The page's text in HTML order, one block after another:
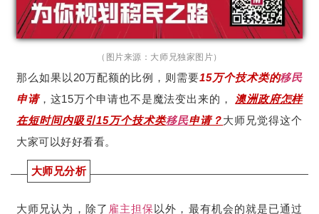
（图片来源：大师兄独家图片）
那么如果以20万配额的比例，则需要15万个技术类的移民
申请，这15万个申请也不是魔法变出来的， 澳洲政府怎样
在短时间内吸引15万个技术类移民申请？大师兄觉得这个
大家可以好好看看。
大师兄分析
大师兄认为，除了 雇主担保 以外，最有机会的就是已通过